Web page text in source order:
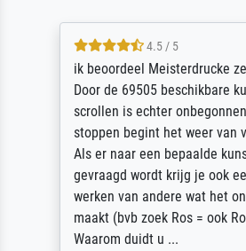
4.5 / 5
ik beoordeel Meisterdrucke
Door de 69505 beschikbare
scrollen is echter
stoppen begint het weer van
Als er naar een bepaalde
gevraagd wordt krijg je ook
werken van andere wat het
maakt (bvb zoek Ros = ook
Waarom duidt u ...